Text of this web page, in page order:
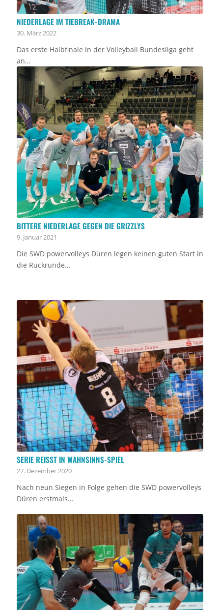
NIEDERLAGE IM TIEBREAK-DRAMA
30. März 2022
Das erste Halbfinale in der Volleyball Bundesliga geht
an…
BITTERE NIEDERLAGE GEGEN DIE GRIZZLYS
9. Januar 2021
Die SWD powervolleys Düren legen keinen guten Start in
die Rückrunde…
SERIE REISST IN WAHNSINNS-SPIEL
27. Dezember 2020
Nach neun Siegen in Folge gehen die SWD powervolleys
Düren erstmals…